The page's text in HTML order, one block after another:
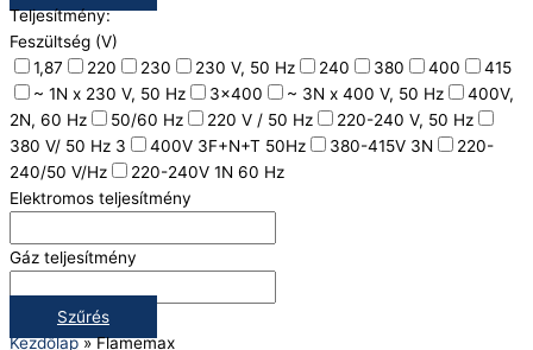
Teljesítmény:
Feszültség (V)
1,87
220 230 230 V, 50 Hz 240 380 400
415
~ 1N x 230 V, 50 Hz
3x400 ~ 3N x 400 V, 50 Hz
400V,
2N, 60 Hz
50/60 Hz 220 V / 50 Hz
220-240 V, 50 Hz
380 V/ 50 Hz 3
400V 3F+N+T 50Hz 380-415V 3N
220-
240/50 V/Hz
220-240V 1N 60 Hz
Elektromos teljesítmény
Gáz teljesítmény
Szűrés
Kezdőlap»Flamemax